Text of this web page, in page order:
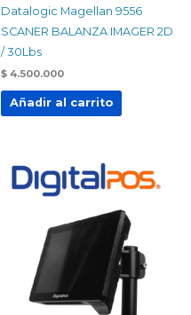
Datalogic Magellan 9556
SCANER BALANZA IMAGER 2D
/ 30Lbs
$ 4.500.000
Añadir al carrito